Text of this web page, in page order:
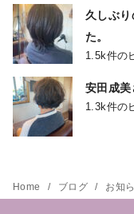
久しぶ
た。
1.5k件の
安田成
1.3k件の
Home ブログ お知